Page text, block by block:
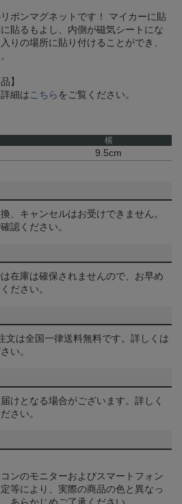
ボンマグネットです！ マイカーに貼
貼るもよし、内側が磁気シートにな
りの場所に貼り付けることができ、
】
細は こちら をご覧ください。
横
9.5cm
、キャンセルはお受けできません。
認ください。
在庫は確保されませんので、お早め
ださい。
文は全国一律送料無料です。詳しくは
い。
けとなる場合がございます。詳しく
さい。
ンのモニターおよびスマートフォン
等により、実際の商品の色と異なっ